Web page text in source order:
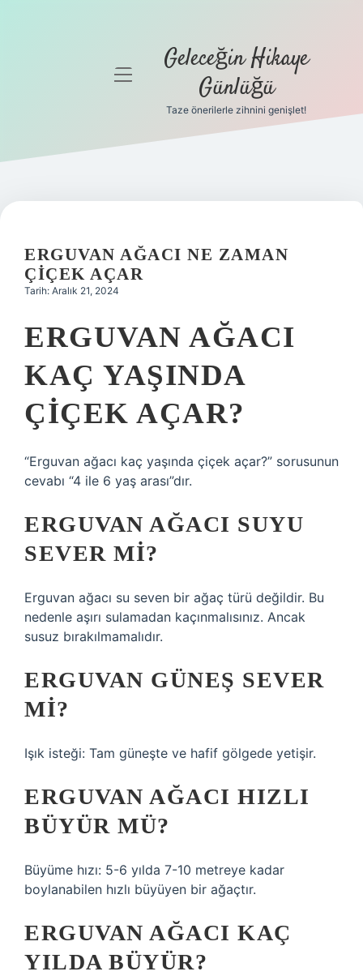
Gizlilik
Hakkımızda
menüyü Geleceğin Hikaye
Günlüğü
Taze önerilerle zihnini genişlet!
ERGUVAN AĞACI NE ZAMAN
ÇIÇEK AÇAR
Tarih: Aralık 21, 2024
ERGUVAN AĞACI
KAÇ YAŞINDA
ÇIÇEK AÇAR?
“Erguvan ağacı kaç yaşında çiçek açar?” sorusunun
cevabı “4 ile 6 yaş arası”dır.
ERGUVAN AĞACI SUYU
SEVER MI?
Erguvan ağacı su seven bir ağaç türü değildir. Bu
nedenle aşırı sulamadan kaçınmalısınız. Ancak
susuz bırakılmamalıdır.
ERGUVAN GÜNEŞ SEVER
MI?
Işık isteği: Tam güneşte ve hafif gölgede yetişir.
ERGUVAN AĞACI HIZLI
BÜYÜR MÜ?
Büyüme hızı: 5-6 yılda 7-10 metreye kadar
boylanabilen hızlı büyüyen bir ağaçtır.
ERGUVAN AĞACI KAÇ
YILDA BÜYÜR?